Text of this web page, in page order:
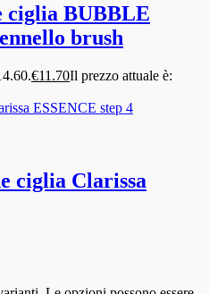
BUBBLE
brush
€11.70Il prezzo attuale è:
ciglia Clarissa